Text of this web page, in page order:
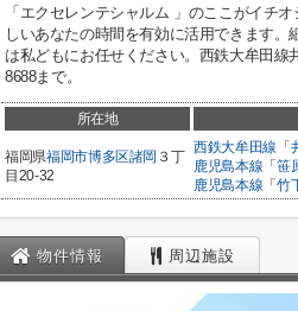
「エクセレンテシャルム 」のここがイチ
しいあなたの時間を有効に活用できます
は私どもにお任せください。西鉄大牟田線
8688まで。
所在地
福岡県福岡市博多区諸岡 ３丁
目20-32
西鉄大牟田線 「
鹿児島本線 「 笹
鹿児島本線 「 竹
物件情報 周辺施設